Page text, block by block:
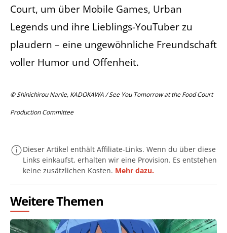
Court, um über Mobile Games, Urban
Legends und ihre Lieblings-YouTuber zu
plaudern – eine ungewöhnliche Freundschaft
voller Humor und Offenheit.
© Shinichirou Nariie, KADOKAWA / See You Tomorrow at the Food Court
Production Committee
Dieser Artikel enthält Affiliate-Links. Wenn du über diese
Links einkaufst, erhalten wir eine Provision. Es entstehen
keine zusätzlichen Kosten. Mehr dazu.
Weitere Themen